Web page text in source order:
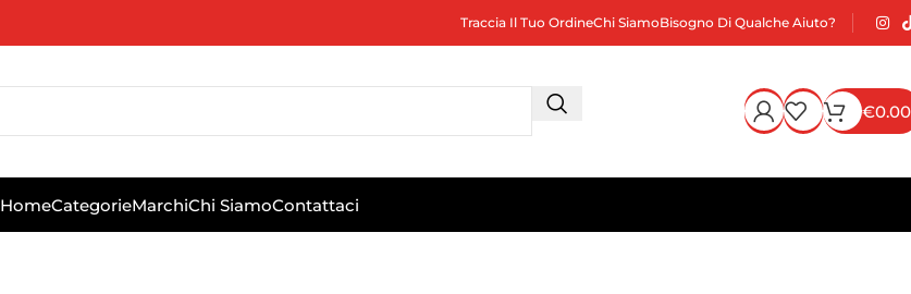
Traccia Il Tuo OrdineChi SiamoBisogno Di Qualche Aiuto?
€0.00
HomeCategorieMarchiChi SiamoContattaci